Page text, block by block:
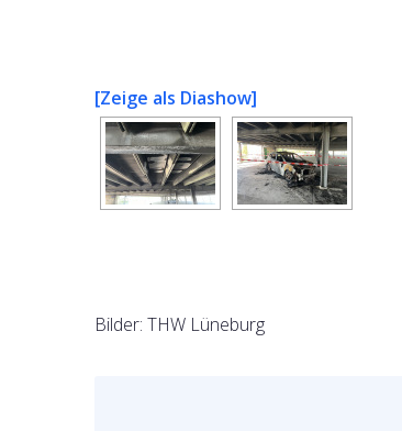
[Zeige als Diashow]
Bilder: THW Lüneburg